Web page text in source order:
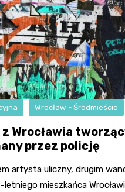
Wrocław - Śródmieście
Wrocławia
przez policję
artysta uliczny, drugim
letniego mieszkańca